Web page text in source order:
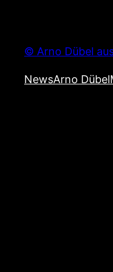
springen
© Arno Dübel
NewsArno Dübel